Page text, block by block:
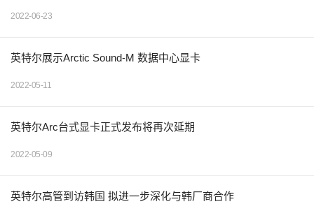
2022-06-23
英特尔展示Arctic Sound-M 数据中心显卡
2022-05-11
英特尔Arc台式显卡正式发布将再次延期
2022-05-09
英特尔高管到访韩国 拟进一步深化与韩厂商合作